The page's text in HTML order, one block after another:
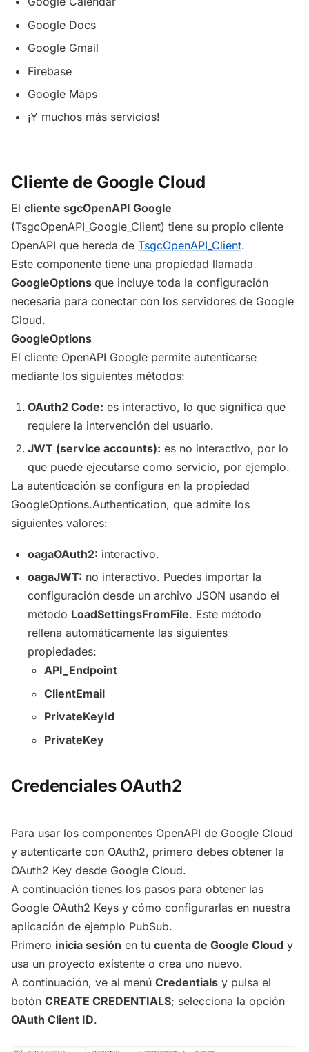
Google Docs
Google Gmail
Firebase
Google Maps
¡Y muchos más servicios!
Cliente de Google Cloud
El cliente sgcOpenAPI Google
(TsgcOpenAPI_Google_Client) tiene su propio cliente
OpenAPI que hereda de TsgcOpenAPI_Client.
Este componente tiene una propiedad llamada
GoogleOptions que incluye toda la configuración
necesaria para conectar con los servidores de Google
Cloud.
GoogleOptions
El cliente OpenAPI Google permite autenticarse
mediante los siguientes métodos:
OAuth2 Code: es interactivo, lo que significa que
requiere la intervención del usuario.
JWT (service accounts): es no interactivo, por lo
que puede ejecutarse como servicio, por ejemplo.
La autenticación se configura en la propiedad
GoogleOptions.Authentication, que admite los
siguientes valores:
oagaOAuth2: interactivo.
oagaJWT: no interactivo. Puedes importar la
configuración desde un archivo JSON usando el
método LoadSettingsFromFile. Este método
rellena automáticamente las siguientes
propiedades:
API_Endpoint
ClientEmail
PrivateKeyId
PrivateKey
Credenciales OAuth2
Para usar los componentes OpenAPI de Google Cloud
y autenticarte con OAuth2, primero debes obtener la
OAuth2 Key desde Google Cloud.
A continuación tienes los pasos para obtener las
Google OAuth2 Keys y cómo configurarlas en nuestra
aplicación de ejemplo PubSub.
Primero inicia sesión en tu cuenta de Google Cloud y
usa un proyecto existente o crea uno nuevo.
A continuación, ve al menú Credentials y pulsa el
botón CREATE CREDENTIALS; selecciona la opción
OAuth Client ID.